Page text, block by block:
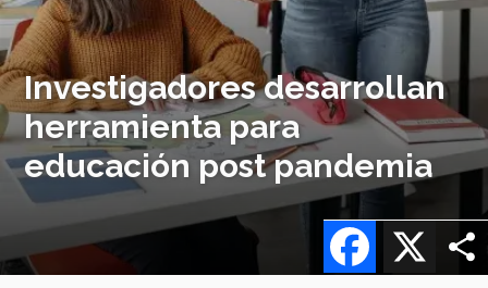
Investigadores desarrollan
herramienta para
educación post pandemia
X
Facebook